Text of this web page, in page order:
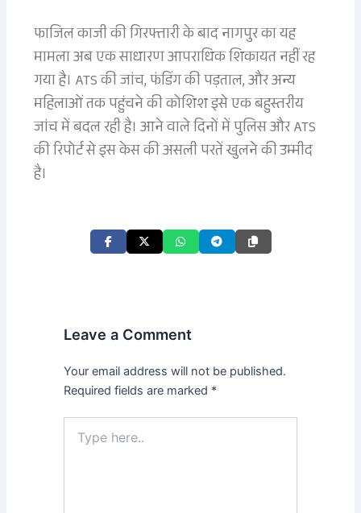
फाजिल काजी की गिरफ्तारी के बाद नागपुर का यह
मामला अब एक साधारण आपराधिक शिकायत नहीं रह
गया है। ATS की जांच, फंडिंग की पड़ताल, और अन्य
महिलाओं तक पहुंचने की कोशिश इसे एक बहुस्तरीय
जांच में बदल रही है। आने वाले दिनों में पुलिस और ATS
की रिपोर्ट से इस केस की असली परतें खुलने की उम्मीद
है।
Leave a Comment
Your email address will not be published.
Required fields are marked *
here..